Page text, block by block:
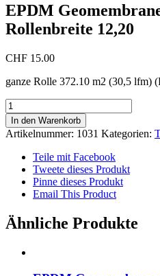
EPDM
Rollenbreite 12,20
CHF 15.00
ganze Rolle 372.10 m2 (30,5 lfm)
EPDM
Geomembrane
1,14mm
Rollenbreite
12,20
Menge
In den Warenkorb
Artikelnummer: 1031 Kategorien:
Teile mit Facebook
Tweete dieses Produkt
Pinne dieses Produkt
Email This Product
Ähnliche Produkte